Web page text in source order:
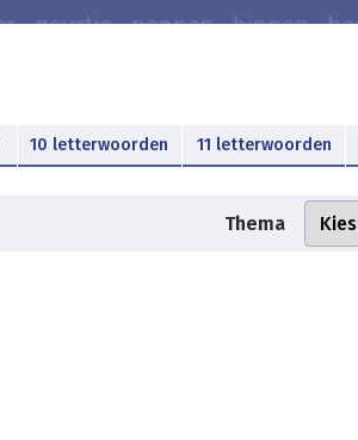
10 letterwoorden 11 letterwoorden
Thema